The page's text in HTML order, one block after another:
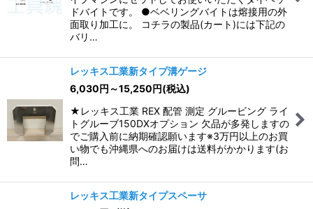
ドバイトです。 ●ベベリングバイトは熔接用の外
面取り加工に。 コチラの製品(カート)には下記の
バリ…
レッキス工業新タイプ溝ゲージ
6,030円 ～15,250円(税込)
★レッキス工業 REX 配管 測定 グルービング ライ
トグルーブ150DXオプション 欠品が多発しますの
でご購入前に納期確認願います※3万円以上のお買
い物でも沖縄県へのお届けは送料がかかります(お
問…
レッキス工業新タイプスペーサ